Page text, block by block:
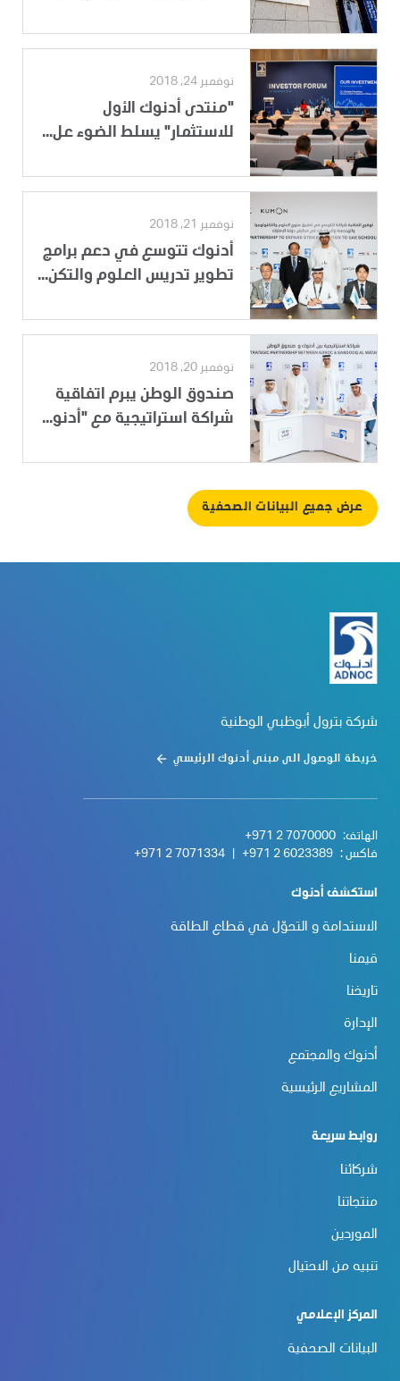
نوفمبر 24, 2018
"منتدى أدنوك الأول
للاستثمار" يسلط الضوء عل...
نوفمبر 21, 2018
أدنوك تتوسع في دعم برامج
تطوير تدريس العلوم والتكن...
نوفمبر 20, 2018
صندوق الوطن يبرم اتفاقية
شراكة استراتيجية مع "أدنو...
عرض جميع البيانات الصحفية
شركة بترول أبوظبي الوطنية
خريطة الوصول الى مبنى أدنوك الرئيسي
الهاتف: +971 2 7070000
فاكس : +971 2 6023389
+971 2 7071334
استكشف أدنوك
الاستدامة و التحوّل في قطاع الطاقة
قيمنا
تاريخنا
الإدارة
أدنوك والمجتمع
المشاريع الرئيسية
روابط سريعة
شركائنا
منتجاتنا
الموردين
تنبيه من الاحتيال
المركز الإعلامي
البيانات الصحفية